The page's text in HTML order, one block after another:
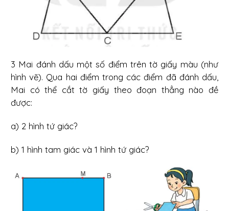
3 Mai đánh dấu một số điểm trên tờ giấy màu (như
hình vẽ). Qua hai điểm trong các điểm đã đánh dấu,
Mai có thể cắt tờ giấy theo đoạn thẳng nào đề
được:
a) 2 hình tứ giác?
b) 1 hình tam giác và 1 hình tứ giác?